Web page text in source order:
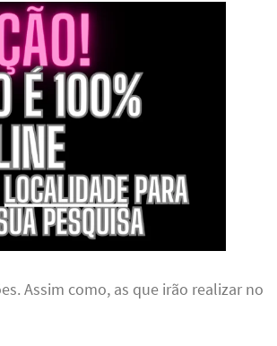
Assim como, as que irão realizar no